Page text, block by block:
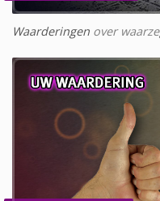
Waarderingen over